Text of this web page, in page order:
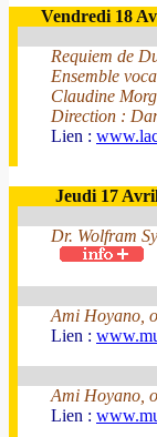
Vendredi 18
Requiem de
Ensemble
Claudine
Direction :
Lien :
Jeudi 17
Dr. Wolfram
Ami Hoyano,
Lien :
Ami Hoyano,
Lien :